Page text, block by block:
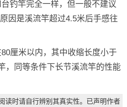
钓竿完全一样，但一般不建议
因是溪流竿超过4.5米后手感往
厘米以内，其中收缩长度小于
，同等条件下长节溪流竿的性能
读时请自行辨别其真实性。已声明作者